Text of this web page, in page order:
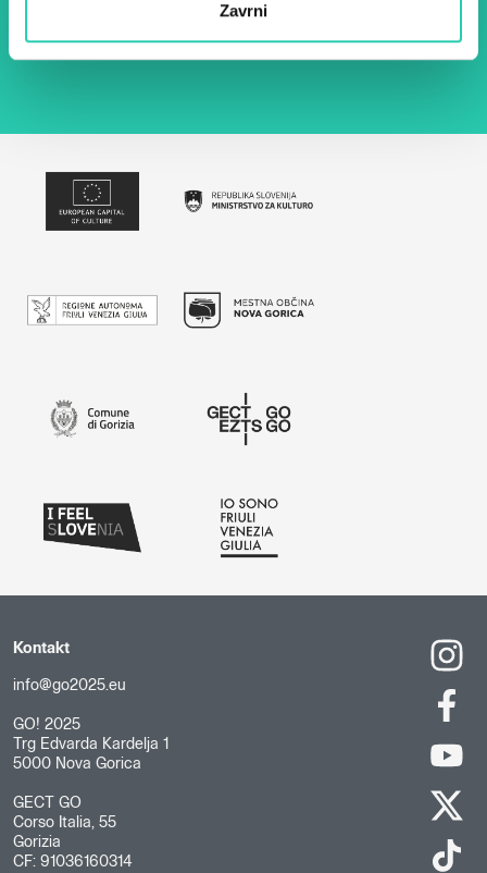
Zavrni
seznanjen z obdelavo osebnih podatkov za
Kontakt
info@go2025.eu
GO! 2025
Trg Edvarda Kardelja 1
5000 Nova Gorica
GECT GO
Corso Italia, 55
Gorizia
CF: 91036160314